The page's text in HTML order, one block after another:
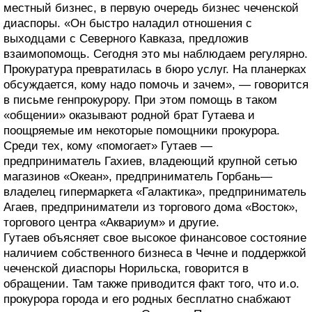
местный бизнес, в первую очередь бизнес чеченской
диаспоры. «Он быстро наладил отношения с
выходцами с Северного Кавказа, предложив
взаимопомощь. Сегодня это мы наблюдаем регулярно.
Прокуратура превратилась в бюро услуг. На планерках
обсуждается, кому надо помочь и зачем», — говорится
в письме генпрокурору. При этом помощь в таком
«общении» оказывают родной брат Гутаева и
поощряемые им некоторые помощники прокурора.
Среди тех, кому «помогает» Гутаев —
предприниматель Гахиев, владеющий крупной сетью
магазинов «Океан», предприниматель Горбань—
владелец гипермаркета «Галактика», предприниматель
Агаев, предприниматели из торгового дома «Восток»,
торгового центра «Аквариум» и другие.
Гутаев объясняет свое высокое финансовое состояние
наличием собственного бизнеса в Чечне и поддержкой
чеченской диаспоры Норильска, говорится в
обращении. Там также приводится факт того, что и.о.
прокурора города и его родных бесплатно снабжают